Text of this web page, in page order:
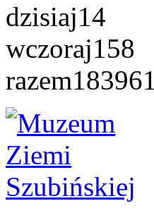
dzisiaj14
wczoraj158
razem183961